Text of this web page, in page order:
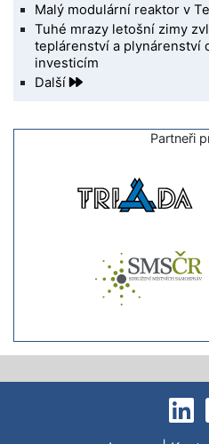
Malý modulární reaktor v
Tuhé mrazy letošní zimy
teplárenství a plynárenství
investicím
Další
Partneři